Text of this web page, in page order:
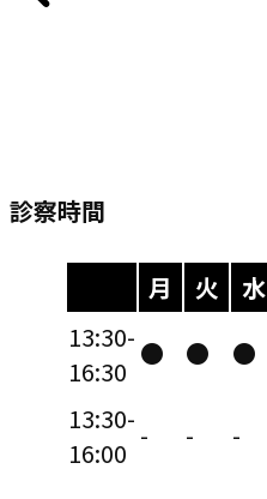
診察時間
月 火 水
13:30-
16:30
● ● ●
13:30-
16:00
- - -